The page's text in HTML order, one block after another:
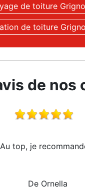
de toiture
de toiture
de nos
Au top, je
De Ornella